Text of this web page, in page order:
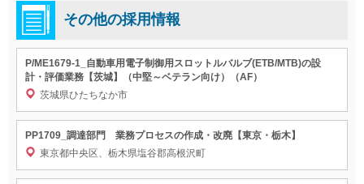
その他の採用情報
P/ME1679-1_自動車用電子制御用スロットルバルブ(ETB/MTB)の設
計・評価業務【茨城】（中堅～ベテラン向け）（AF）
茨城県ひたちなか市
PP1709_調達部門 業務プロセスの作成・改廃【東京・栃木】
東京都中央区、栃木県塩谷郡高根沢町